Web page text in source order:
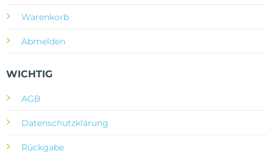
Warenkorb
Abmelden
WICHTIG
AGB
Datenschutzklärung
Rückgabe